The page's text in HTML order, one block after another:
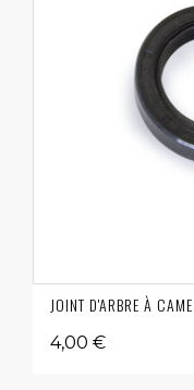
JOINT D'ARBRE À
4,00 €